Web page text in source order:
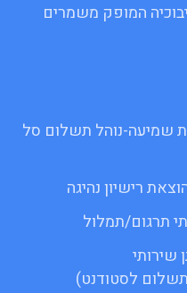
המופק משמרים
שמיעה-נוהל תשלום סל
שירותי
לסטודנט)